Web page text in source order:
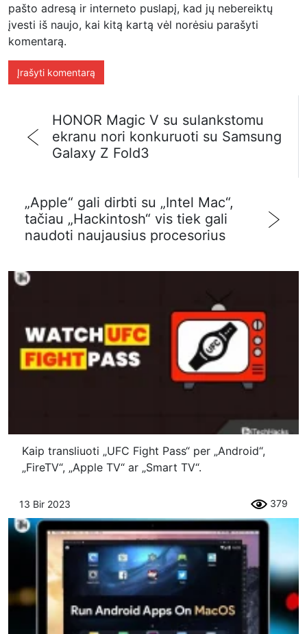
pašto adresą ir interneto puslapį, kad jų nebereiktų
įvesti iš naujo, kai kitą kartą vėl norėsiu parašyti
komentarą.
HONOR Magic V su sulankstomu
ekranu nori konkuruoti su Samsung
Galaxy Z Fold3
„Apple“ gali dirbti su „Intel Mac“,
tačiau „Hackintosh“ vis tiek gali
naudoti naujausius procesorius
Kaip transliuoti „UFC Fight Pass“ per „Android“,
„FireTV“, „Apple TV“ ar „Smart TV“.
13 Bir 2023 379